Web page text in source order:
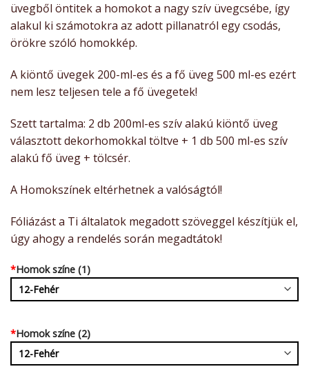
üvegből öntitek a homokot a nagy szív üvegcsébe, így
alakul ki számotokra az adott pillanatról egy csodás,
örökre szóló homokkép.
A kiöntő üvegek 200-ml-es és a fő üveg 500 ml-es ezért
nem lesz teljesen tele a fő üvegetek!
Szett tartalma: 2 db 200ml-es szív alakú kiöntő üveg
választott dekorhomokkal töltve + 1 db 500 ml-es szív
alakú fő üveg + tölcsér.
A Homokszínek eltérhetnek a valóságtól!
Fóliázást a Ti általatok megadott szöveggel készítjük el,
úgy ahogy a rendelés során megadtátok!
*Homok színe (1)
*Homok színe (2)